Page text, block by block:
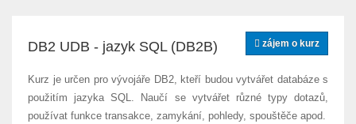
zájem o kurz
DB2 UDB - jazyk SQL (DB2B)
Kurz je určen pro vývojáře DB2, kteří budou vytvářet databáze s
použitím jazyka SQL. Naučí se vytvářet různé typy dotazů,
používat funkce transakce, zamykání, pohledy, spouštěče apod.